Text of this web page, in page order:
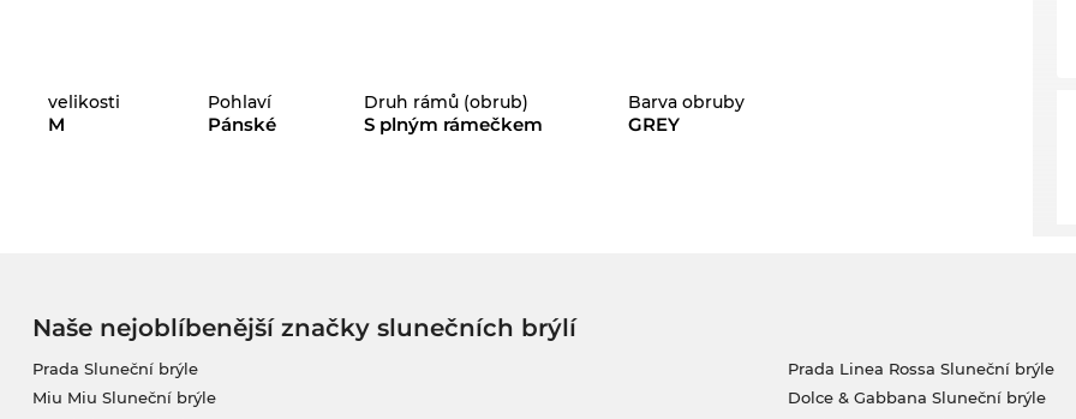
velikosti
M
Pohlaví
Pánské
Druh rámů (obrub)
S plným rámečkem
Barva obruby
GREY
Naše nejoblíbenější značky slunečních brýlí
Prada Sluneční brýle
Miu Miu Sluneční brýle
Prada Linea Rossa Sluneční brýle
Dolce & Gabbana Sluneční brýle